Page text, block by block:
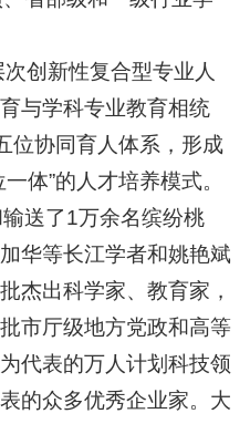
创新性复合型专业人
与学科专业教育相统
位协同育人体系，形成
体”的人才培养模式。
送了1万余名缤纷桃
华等长江学者和姚艳斌
杰出科学家、教育家，
市厅级地方党政和高等
代表的万人计划科技领
的众多优秀企业家。大